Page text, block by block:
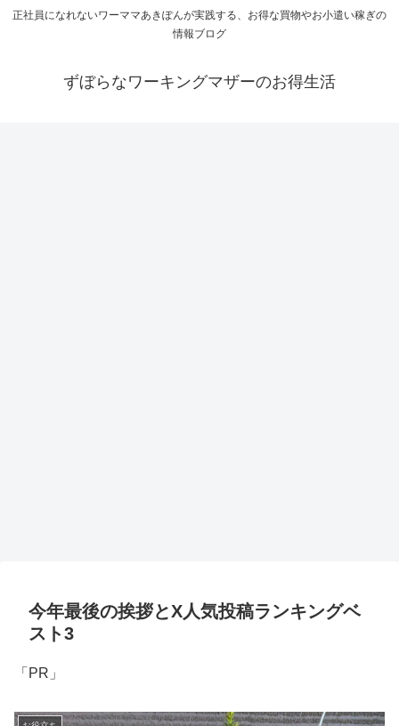
正社員になれないワーママあきぽんが実践する、お得な買物やお小遣い稼ぎの
情報ブログ
ずぼらなワーキングマザーのお得生活
今年最後の挨拶とX人気投稿ランキングベ
スト3
「PR」